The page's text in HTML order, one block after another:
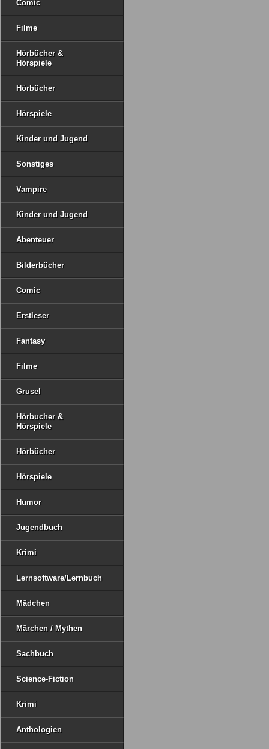
Comic
Filme
Hörbücher &
Hörspiele
Hörbücher
Hörspiele
Kinder und Jugend
Sonstiges
Vampire
Kinder und Jugend
Abenteuer
Bilderbücher
Comic
Erstleser
Fantasy
Filme
Grusel
Hörbucher &
Hörspiele
Hörbücher
Hörspiele
Humor
Jugendbuch
Krimi
Lernsoftware/Lernbuch
Mädchen
Märchen / Mythen
Sachbuch
Science-Fiction
Krimi
Anthologien